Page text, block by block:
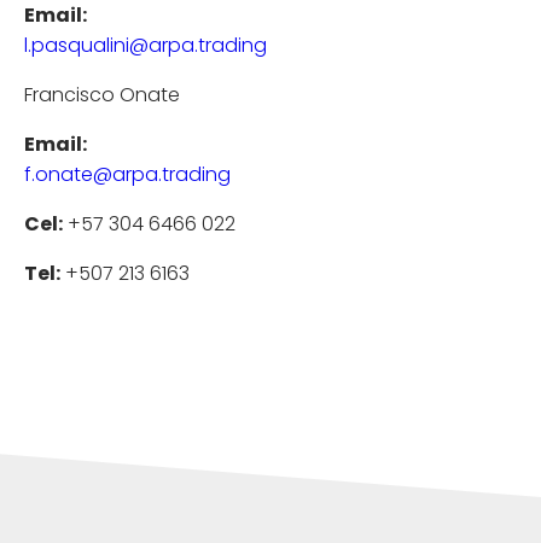
Email:
l.pasqualini@arpa.trading
Francisco Onate
Email:
f.onate@arpa.trading
Cel: +57 304 6466 022
Tel: +507 213 6163